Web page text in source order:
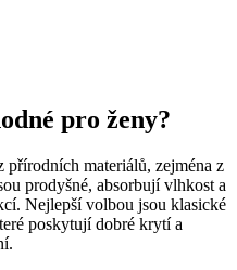
pro ženy?
materiálů, zejména z
prodyšné, absorbují vlhkost a
Nejlepší volbou jsou klasické
poskytují dobré krytí a